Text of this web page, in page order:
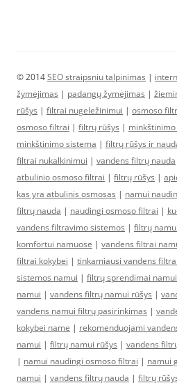
© 2014SEO straipsniu talpinimas |
žymėjimas | padangų žymėjimas |
rūšys | filtrai nugeležinimui | osmoso
osmoso filtrai | filtrų rūšys |
minkštinimo sistema | filtrų rūšys ir
filtrai nukalkinimui | vandens filtrų nauda
atbulinio osmoso filtrai | filtrų rūšys |
kas yra atbulinis osmosas | namui
filtrų nauda | naudingi osmoso filtrai |
vandens filtravimo sistemos | filtrų
komfortui namuose | vandens filtrai
filtrai kokybei | tinkamiausi vandens
sistemos namui | filtrų sprendimai namui
namui | vandens filtrų namui rūšys |
vandens namui filtrų pasirinkimas |
kokybei name | rekomenduojami
namui | filtrų namui rūšys | vandens
| namui naudingi osmoso filtrai | namui
namui | vandens filtrų nauda | filtrų